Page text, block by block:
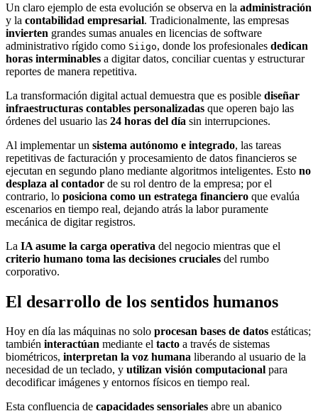
Un claro ejemplo de esta evolución se observa en la administración
y la contabilidad empresarial. Tradicionalmente, las empresas
invierten grandes sumas anuales en licencias de software
administrativo rígido como Siigo, donde los profesionales dedican
horas interminables a digitar datos, conciliar cuentas y estructurar
reportes de manera repetitiva.
La transformación digital actual demuestra que es posible diseñar
infraestructuras contables personalizadas que operen bajo las
órdenes del usuario las 24 horas del día sin interrupciones.
Al implementar un sistema autónomo e integrado, las tareas
repetitivas de facturación y procesamiento de datos financieros se
ejecutan en segundo plano mediante algoritmos inteligentes. Esto no
desplaza al contador de su rol dentro de la empresa; por el
contrario, lo posiciona como un estratega financiero que evalúa
escenarios en tiempo real, dejando atrás la labor puramente
mecánica de digitar registros.
La IA asume la carga operativa del negocio mientras que el
criterio humano toma las decisiones cruciales del rumbo
corporativo.
El desarrollo de los sentidos humanos
Hoy en día las máquinas no solo procesan bases de datos estáticas;
también interactúan mediante el tacto a través de sistemas
biométricos, interpretan la voz humana liberando al usuario de la
necesidad de un teclado, y utilizan visión computacional para
decodificar imágenes y entornos físicos en tiempo real.
Esta confluencia de capacidades sensoriales abre un abanico